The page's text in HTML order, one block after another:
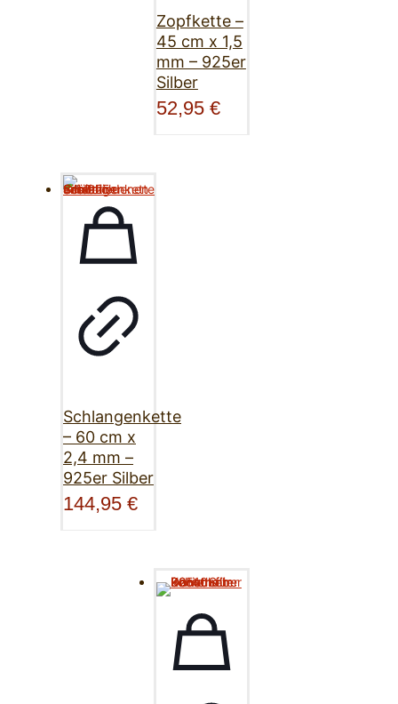
Zopfkette –
45 cm x 1,5
mm – 925er
Silber
52,95 €
Schlangenkette
– 60 cm x
2,4 mm –
925er Silber
144,95 €